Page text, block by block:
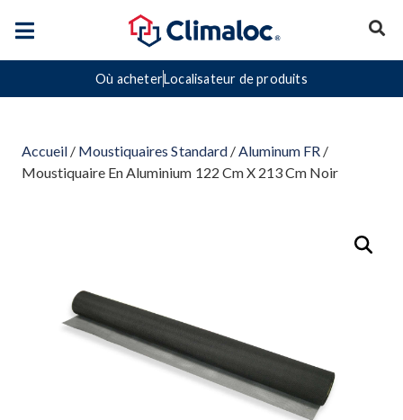
Où acheterLocalisateur de produits
Accueil / Moustiquaires Standard/Aluminum FR/
Moustiquaire En Aluminium 122 Cm X 213 Cm Noir